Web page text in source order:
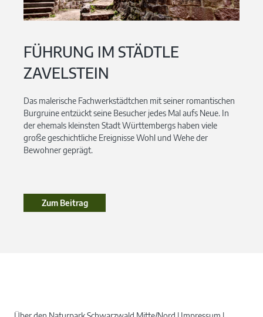
FÜHRUNG IM STÄDTLE
ZAVELSTEIN
Das malerische Fachwerkstädtchen mit seiner romantischen
Burgruine entzückt seine Besucher jedes Mal aufs Neue. In
der ehemals kleinsten Stadt Württembergs haben viele
große geschichtliche Ereignisse Wohl und Wehe der
Bewohner geprägt.
Zum Beitrag